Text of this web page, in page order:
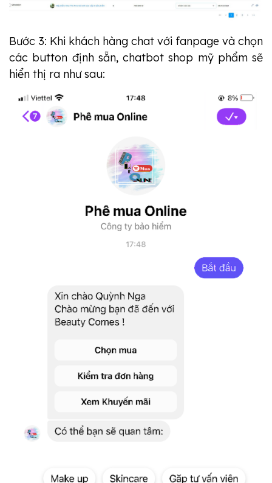
Bước 3: Khi khách hàng chat với fanpage và chọn
các button định sẵn, chatbot shop mỹ phẩm sẽ
hiển thị ra như sau: